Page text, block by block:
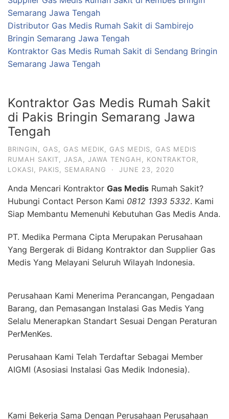
Semarang Jawa Tengah
Distributor Gas Medis Rumah Sakit di Sambirejo
Bringin Semarang Jawa Tengah
Kontraktor Gas Medis Rumah Sakit di Sendang Bringin
Semarang Jawa Tengah
Kontraktor Gas Medis Rumah Sakit
di Pakis Bringin Semarang Jawa
Tengah
BRINGIN GAS GAS MEDIK GAS MEDIS
GAS MEDIS
RUMAH SAKIT
JASA JAWA TENGAH KONTRAKTOR
LOKASI
PAKIS SEMARANG · JUNE 23, 2020
Anda Mencari Kontraktor Gas Medis Rumah Sakit?
Hubungi Contact Person Kami 0812 1393 5332. Kami
Siap Membantu Memenuhi Kebutuhan Gas Medis Anda.
PT. Medika Permana Cipta Merupakan Perusahaan
Yang Bergerak di Bidang Kontraktor dan Supplier Gas
Medis Yang Melayani Seluruh Wilayah Indonesia.
Perusahaan Kami Menerima Perancangan, Pengadaan
Barang, dan Pemasangan Instalasi Gas Medis Yang
Selalu Menerapkan Standart Sesuai Dengan Peraturan
PerMenKes.
Perusahaan Kami Telah Terdaftar Sebagai Member
AIGMI (Asosiasi Instalasi Gas Medik Indonesia).
Kami Bekerja Sama Dengan Perusahaan Perusahaan